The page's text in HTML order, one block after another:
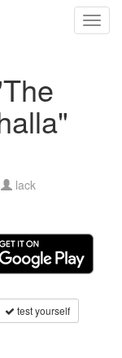
lack
test yourself